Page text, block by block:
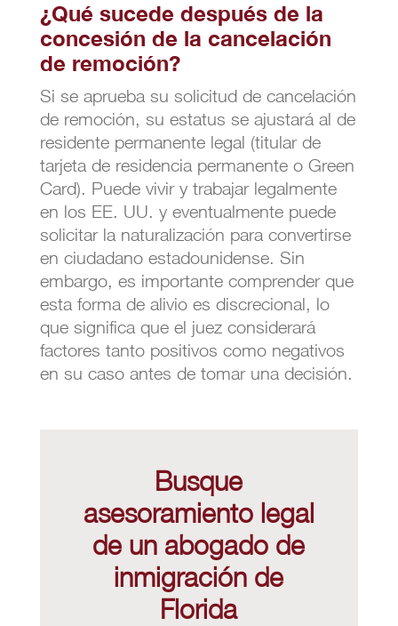
¿Qué sucede después de la
concesión de la cancelación
de remoción?
Si se aprueba su solicitud de cancelación
de remoción, su estatus se ajustará al de
residente permanente legal (titular de
tarjeta de residencia permanente o Green
Card). Puede vivir y trabajar legalmente
en los EE. UU. y eventualmente puede
solicitar la naturalización para convertirse
en ciudadano estadounidense. Sin
embargo, es importante comprender que
esta forma de alivio es discrecional, lo
que significa que el juez considerará
factores tanto positivos como negativos
en su caso antes de tomar una decisión.
Busque
asesoramiento legal
de un abogado de
inmigración de
Florida